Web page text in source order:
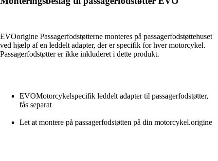
EVOorigine Passagerfodstøtterne monteres på passagerfodstøttehuset
ved hjælp af en leddelt adapter, der er specifik for hver motorcykel.
Passagerfodstøtter er ikke inkluderet i dette produkt.
EVOMotorcykelspecifik leddelt adapter til passagerfodstøtter,
fås separat
Let at montere på passagerfodstøtten på din motorcykel.origine